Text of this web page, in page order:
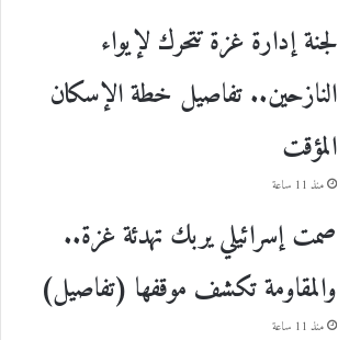
لجنة إدارة غزة تتحرك لإيواء
النازحين.. تفاصيل خطة الإسكان
المؤقت
منذ 11 ساعة
صمت إسرائيلي يربك تهدئة غزة..
والمقاومة تكشف موقفها (تفاصيل)
منذ 11 ساعة